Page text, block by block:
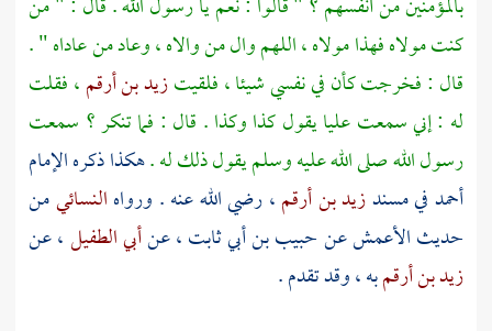
كنت مولاه فهذا مولاه ، اللهم وال من والاه ، وعاد من عاداه " .
قال : فخرجت كأن في نفسي شيئا ، فلقيتزيد بن أرقم، فقلت
له : إني سمعتعليايقول كذا وكذا . قال : فما تنكر ؟ سمعت
رسول الله صلى الله عليه وسلم يقول ذلك له .هكذا ذكره الإمام
أحمدفي مسندزيد بن أرقم، رضي الله عنه . ورواهالنسائيمن
حديثالأعمشعنحبيب بن أبي ثابت، عنأبي الطفيل، عن
زيد بن أرقمبه ، وقد تقدم .